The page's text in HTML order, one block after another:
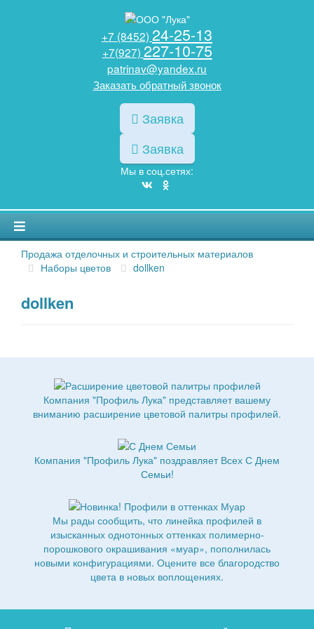
+7 (8452) 24-25-13
+7(927) 227-10-75
patrinav@yandex.ru
Заказать обратный звонок
Заявка
Заявка
Мы в соц.сетях:
Продажа отделочных и строительных материалов
Наборы цветов
dollken
dollken
Компания "Профиль Лука" представляет вашему
вниманию расширение цветовой палитры профилей.
Компания "Профиль Лука" поздравляет Всех С Днем
Семьи!
Мы рады сообщить, что линейка профилей в
изысканных однотонных оттенках полимерно-
порошкового окрашивания «муар», пополнилась
новыми конфигурациями. Оцените все благородство
цвета в новых воплощениях.